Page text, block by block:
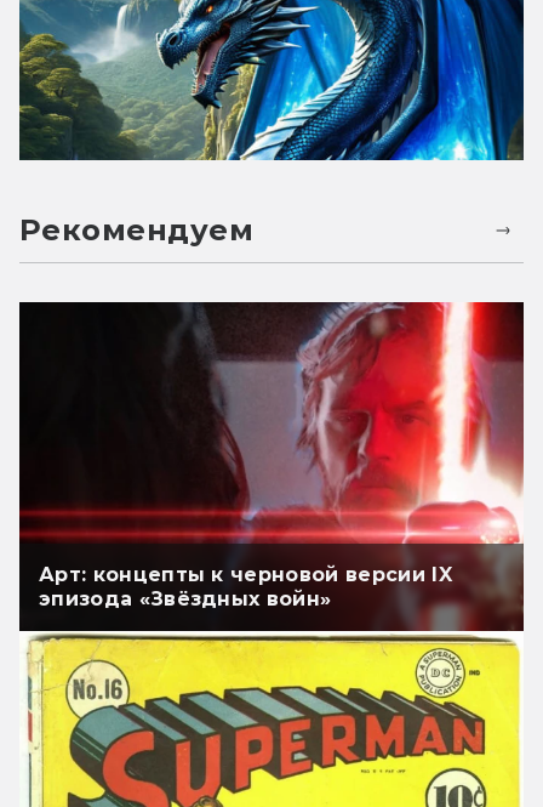
Рекомендуем
Арт: концепты к черновой версии IX
эпизода «Звёздных войн»